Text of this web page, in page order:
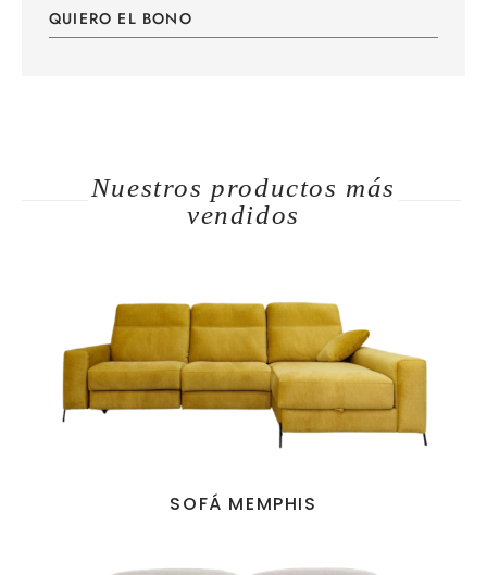
QUIERO EL BONO
Nuestros productos más
vendidos
SOFÁ MEMPHIS